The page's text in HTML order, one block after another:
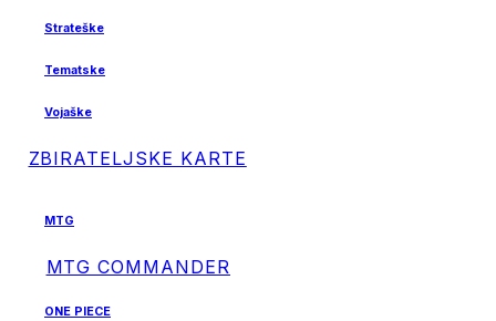
Strateške
Tematske
Vojaške
ZBIRATELJSKE KARTE
MTG
MTG COMMANDER
ONE PIECE